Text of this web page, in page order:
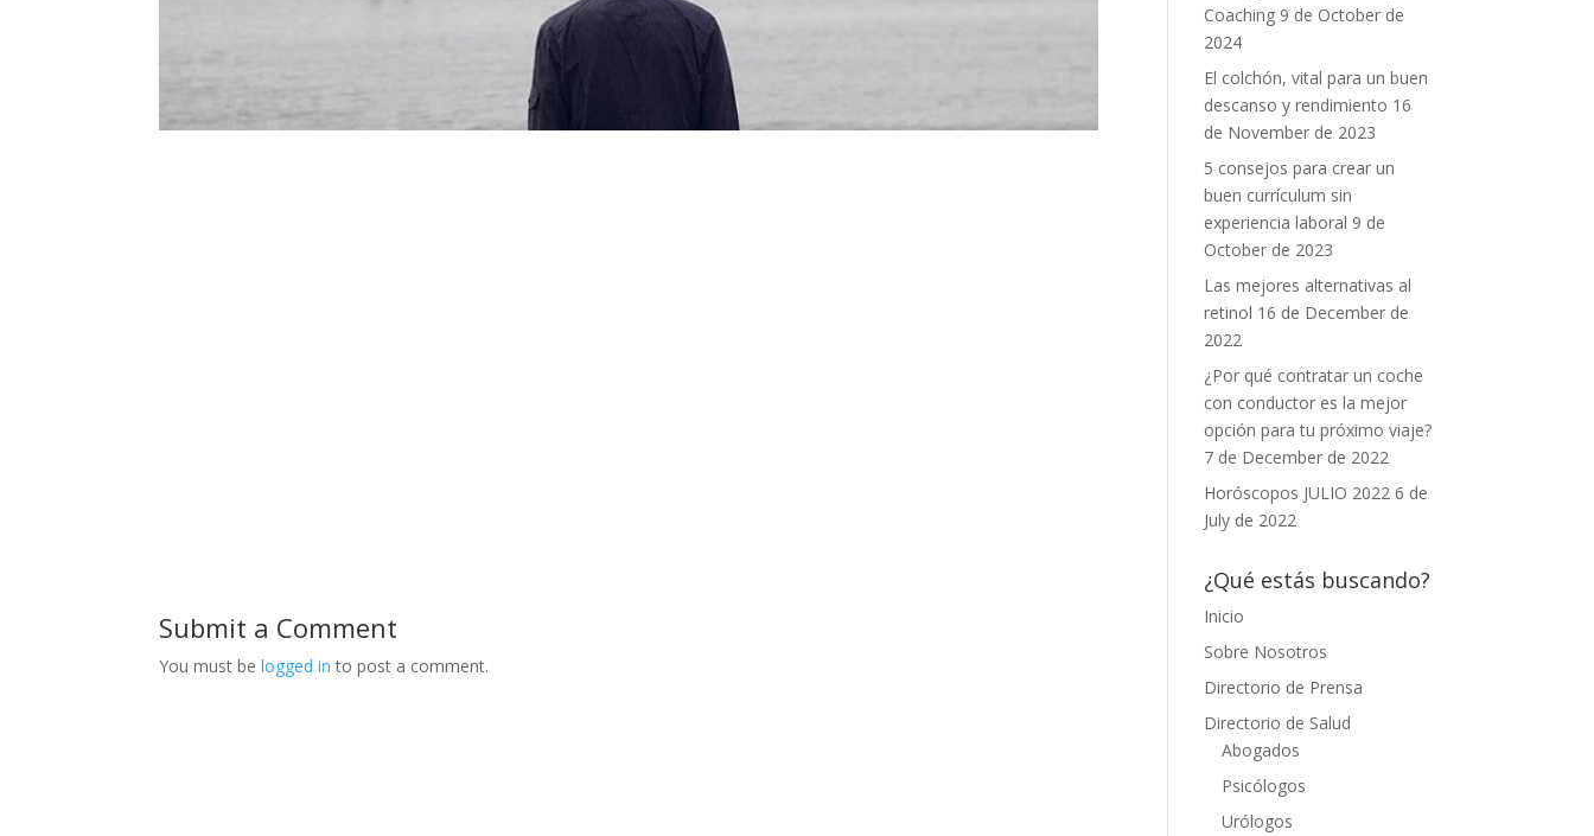
Submit a Comment
You must belogged in to post a comment.
Coaching 9 de October de
2024
El colchón, vital para un buen
descanso y rendimiento 16
de November de 2023
5 consejos para crear un
buen currículum sin
experiencia laboral 9 de
October de 2023
Las mejores alternativas al
retinol 16 de December de
2022
¿Por qué contratar un coche
con conductor es la mejor
opción para tu próximo viaje?
7 de December de 2022
Horóscopos JULIO 2022 6 de
July de 2022
¿Qué estás buscando?
Inicio
Sobre Nosotros
Directorio de Prensa
Directorio de Salud
Abogados
Psicólogos
Urólogos